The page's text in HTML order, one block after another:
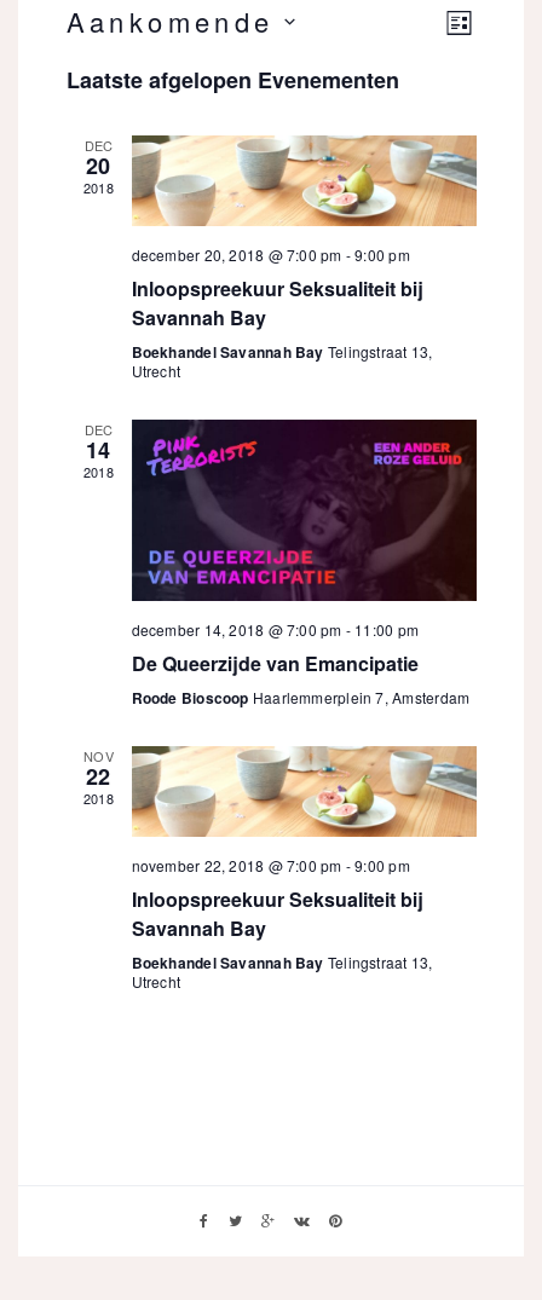
Aankomende
Laatste afgelopen Evenementen
DEC
20
2018
december 20, 2018 @ 7:00 pm -9:00 pm
Inloopspreekuur Seksualiteit bij
Savannah Bay
Boekhandel Savannah Bay Telingstraat 13,
Utrecht
DEC
14
2018
december 14, 2018 @ 7:00 pm - 11:00 pm
De Queerzijde van Emancipatie
Roode Bioscoop Haarlemmerplein 7, Amsterdam
NOV
22
2018
november 22, 2018 @ 7:00 pm -9:00 pm
Inloopspreekuur Seksualiteit bij
Savannah Bay
Boekhandel Savannah Bay Telingstraat 13,
Utrecht